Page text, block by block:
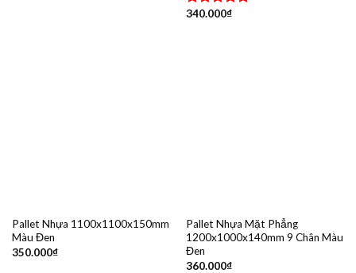
Được xếp
340.000₫
Pallet Nhựa 1100x1100x150mm
Màu Đen
350.000₫
Pallet Nhựa Mặt Phẳng
1200x1000x140mm 9 Chân Màu
Đen
360.000₫